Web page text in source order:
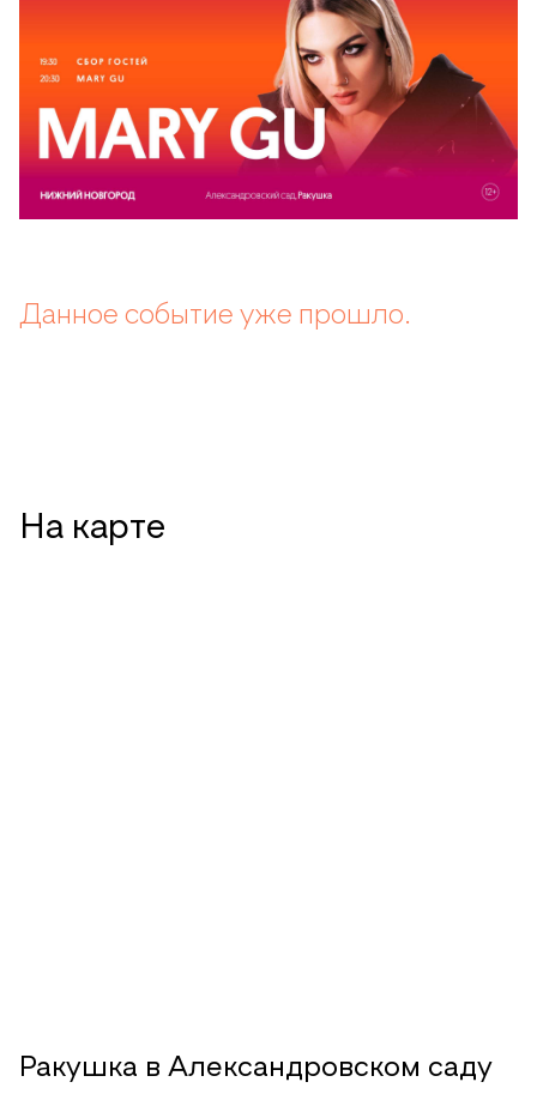
Данное событие уже прошло.
На карте
Ракушка в Александровском саду